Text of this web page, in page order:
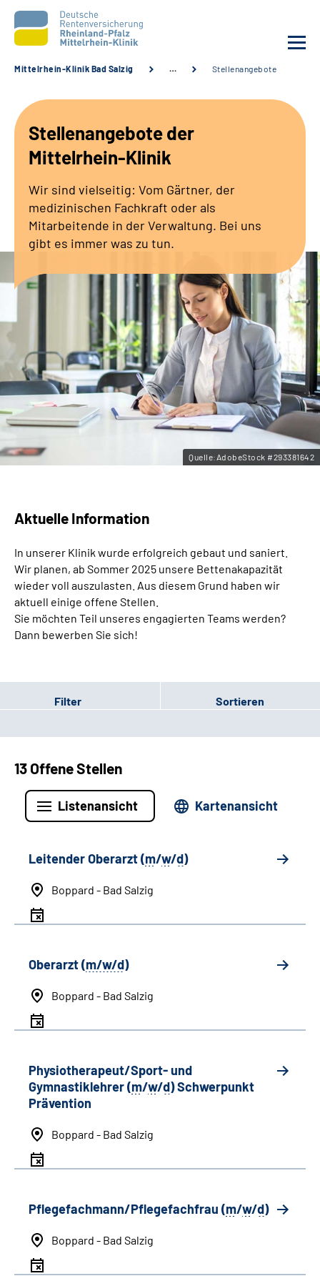
Unsere Angebote
Karriere
Zuweisende &
Leichte Sprache
Gebärdensprache
Mittelrhein-Klinik Bad Salzig … Stellenangebote
Stellenangebote der
Mittelrhein-Klinik
Wir sind vielseitig: Vom Gärtner, der
medizinischen Fachkraft oder als
Mitarbeitende in der Verwaltung. Bei uns
gibt es immer was zu tun.
Quelle:AdobeStock #293381642
Aktuelle Information
In unserer Klinik wurde erfolgreich gebaut und saniert.
Wir planen, ab Sommer 2025 unsere Bettenakapazität
wieder voll auszulasten. Aus diesem Grund haben wir
aktuell einige offene Stellen.
Sie möchten Teil unseres engagierten Teams werden?
Dann bewerben Sie sich!
Filter Sortieren
13 Offene Stellen
Listenansicht Kartenansicht
Leitender Oberarzt (m/w/d)
Boppard - Bad Salzig
Oberarzt (m/w/d)
Boppard - Bad Salzig
Physiotherapeut/Sport- und
Gymnastiklehrer (m/w/d) Schwerpunkt
Prävention
Boppard - Bad Salzig
Pflegefachmann/Pflegefachfrau (m/w/d)
Boppard - Bad Salzig